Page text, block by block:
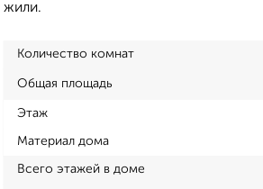
жили.
Количество комнат
Общая площадь
Этаж
Материал дома
Всего этажей в доме